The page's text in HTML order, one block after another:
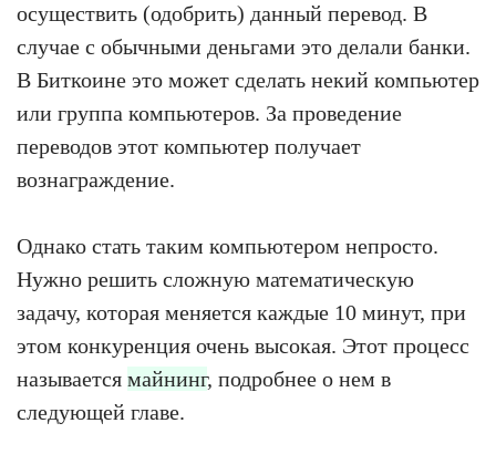
осуществить (одобрить) данный перевод. В
случае с обычными деньгами это делали банки.
В Биткоине это может сделать некий компьютер
или группа компьютеров. За проведение
переводов этот компьютер получает
вознаграждение.
Однако стать таким компьютером непросто.
Нужно решить сложную математическую
задачу, которая меняется каждые 10 минут, при
этом конкуренция очень высокая. Этот процесс
называется майнинг, подробнее о нем в
следующей главе.